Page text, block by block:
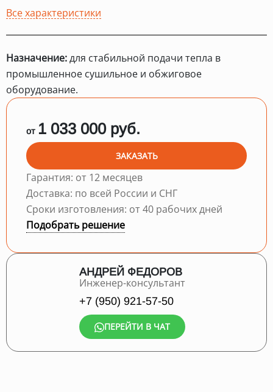
Все характеристики
Назначение:для стабильной подачи тепла в
промышленное сушильное и обжиговое
оборудование.
от 1 033 000 руб.
ЗАКАЗАТЬ
Гарантия: от 12 месяцев
Доставка: по всей России и СНГ
Сроки изготовления: от 40 рабочих дней
Подобрать решение
АНДРЕЙ ФЕДОРОВ
Инженер-консультант
+7 (950) 921-57-50
ПЕРЕЙТИ В ЧАТ